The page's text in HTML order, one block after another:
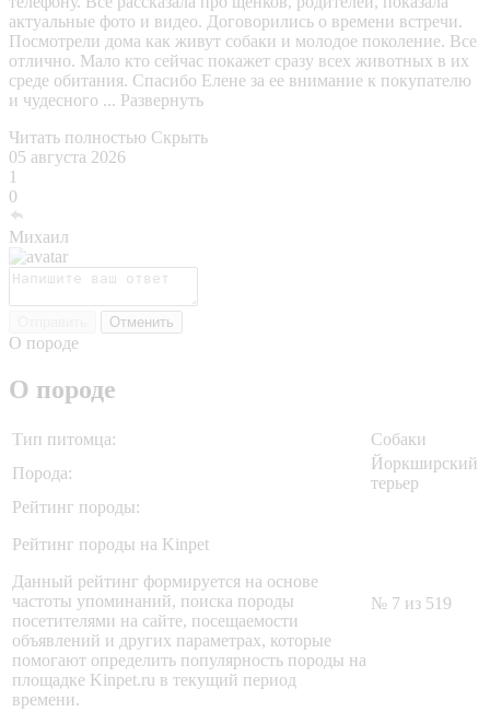
актуальные фото и видео. Договорились о времени встречи.
Посмотрели дома как живут собаки и молодое поколение. Все
отлично. Мало кто сейчас покажет сразу всех животных в их
среде обитания. Спасибо Елене за ее внимание к покупателю
и чудесного ... Развернуть
Читать полностью Скрыть
05 августа 2026
1
0
Михаил
Отменить
О породе
О породе
Тип питомца:
Собаки
Порода:
Йоркширский
терьер
Рейтинг породы:
Рейтинг породы на Kinpet
Данный рейтинг формируется на основе
частоты упоминаний, поиска породы
посетителями на сайте, посещаемости
объявлений и других параметрах, которые
помогают определить популярность породы на
площадке Kinpet.ru в текущий период
времени.
№ 7 из 519